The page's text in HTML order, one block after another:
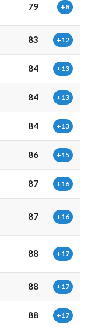
79 +8
83 +12
84 +13
84 +13
84 +13
86 +15
87 +16
87 +16
88 +17
88 +17
88 +17